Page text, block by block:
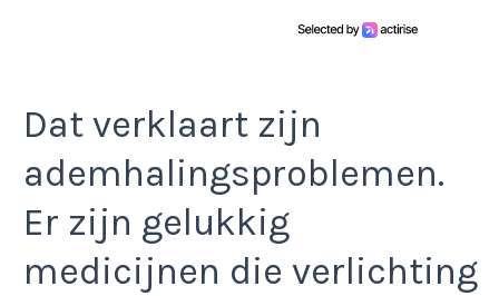
Dat verklaart zijn
ademhalingsproblemen.
Er zijn gelukkig
medicijnen die verlichting